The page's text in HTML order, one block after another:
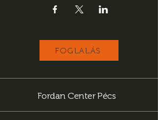
FOGLALÁS
Fordan Center Pécs